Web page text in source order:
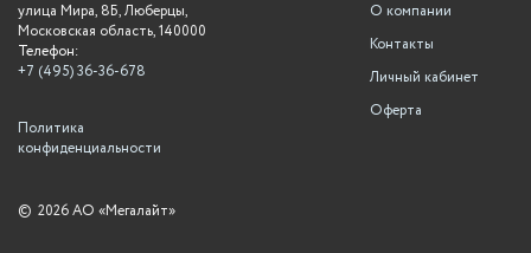
О компании
Контакты
Личный кабинет
Оферта
улица Мира, 8Б, Люберцы,
Московская область, 140000
Телефон:
+7 (495) 36-36-678
Политика
конфиденциальности
© 2026 АО «Мегалайт»